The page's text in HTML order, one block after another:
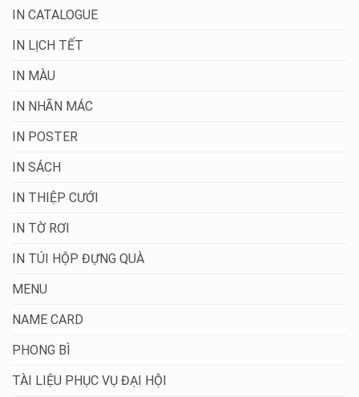
IN CATALOGUE
IN LỊCH TẾT
IN MÀU
IN NHÃN MÁC
IN POSTER
IN SÁCH
IN THIỆP CƯỚI
IN TỜ RƠI
IN TÚI HỘP ĐỰNG QUÀ
MENU
NAME CARD
PHONG BÌ
TÀI LIỆU PHỤC VỤ ĐẠI HỘI